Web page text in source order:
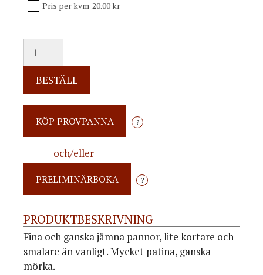
Pris per kvm 20.00 kr
mängd
BESTÄLL
?
och/eller
?
PRODUKTBESKRIVNING
Fina och ganska jämna pannor, lite kortare och
smalare än vanligt. Mycket patina, ganska
mörka.